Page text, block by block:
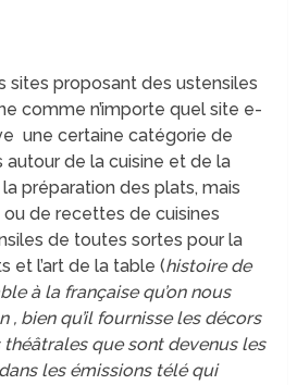
sites proposant des ustensiles
comme n’importe quel site e-
une certaine catégorie de
autour de la cuisine et de la
préparation des plats, mais
de recettes de cuisines
de toutes sortes pour la
et l’art de la table (histoire de
à la française qu’on nous
, bien qu’il fournisse les décors
que sont devenus les
les émissions télé qui